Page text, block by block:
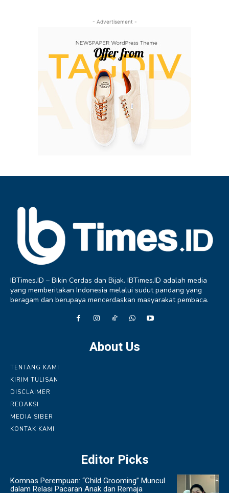
- Advertisement -
IBTimes.ID – Bikin Cerdas dan Bijak. IBTimes.ID adalah media
yang memberitakan Indonesia melalui sudut pandang yang
beragam dan berupaya mencerdaskan masyarakat pembaca.
About Us
TENTANG KAMI
KIRIM TULISAN
DISCLAIMER
REDAKSI
MEDIA SIBER
KONTAK KAMI
Editor Picks
Komnas Perempuan: “Child Grooming” Muncul
dalam Relasi Pacaran Anak dan Remaja